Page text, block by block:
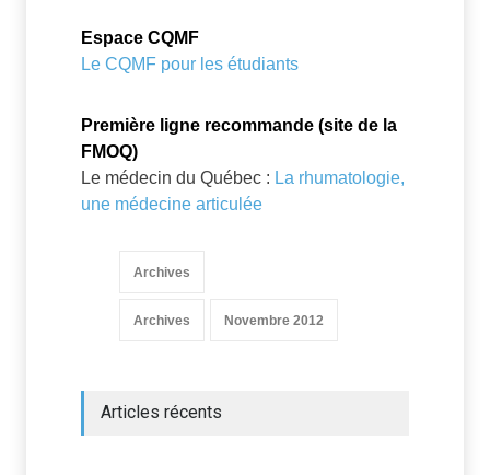
Espace CQMF
Le CQMF pour les étudiants
Première ligne recommande (site de la
FMOQ)
Le médecin du Québec : La rhumatologie,
une médecine articulée
Archives
Archives Novembre 2012
Articles récents